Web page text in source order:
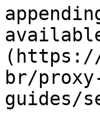
br/
guides/